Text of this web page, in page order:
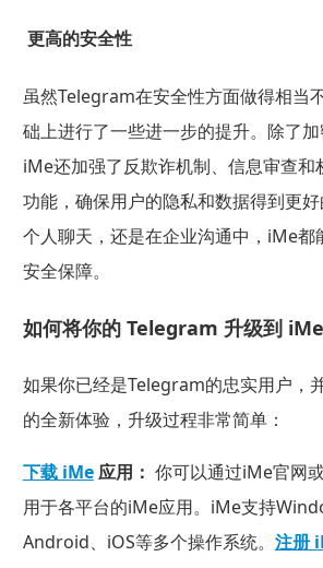
更高的安全性
虽然Telegram在安全性方面做得相当
础上进行了一些进一步的提升。除了加
iMe还加强了反欺诈机制、信息审查和
功能，确保用户的隐私和数据得到更
个人聊天，还是在企业沟通中，iMe都
安全保障。
如何将你的 Telegram 升级到 iMe
如果你已经是Telegram的忠实用户，
的全新体验，升级过程非常简单：
下载 iMe应用： 你可以通过iMe官网
用于各平台的iMe应用。iMe支持
Android、iOS等多个操作系统。 注册